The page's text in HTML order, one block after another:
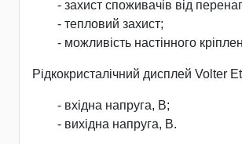
- захист споживачів від
- тепловий захист;
- можливість настінного
Рідкокристалічний дисплей Volter
- вхідна напруга, В;
- вихідна напруга, В.